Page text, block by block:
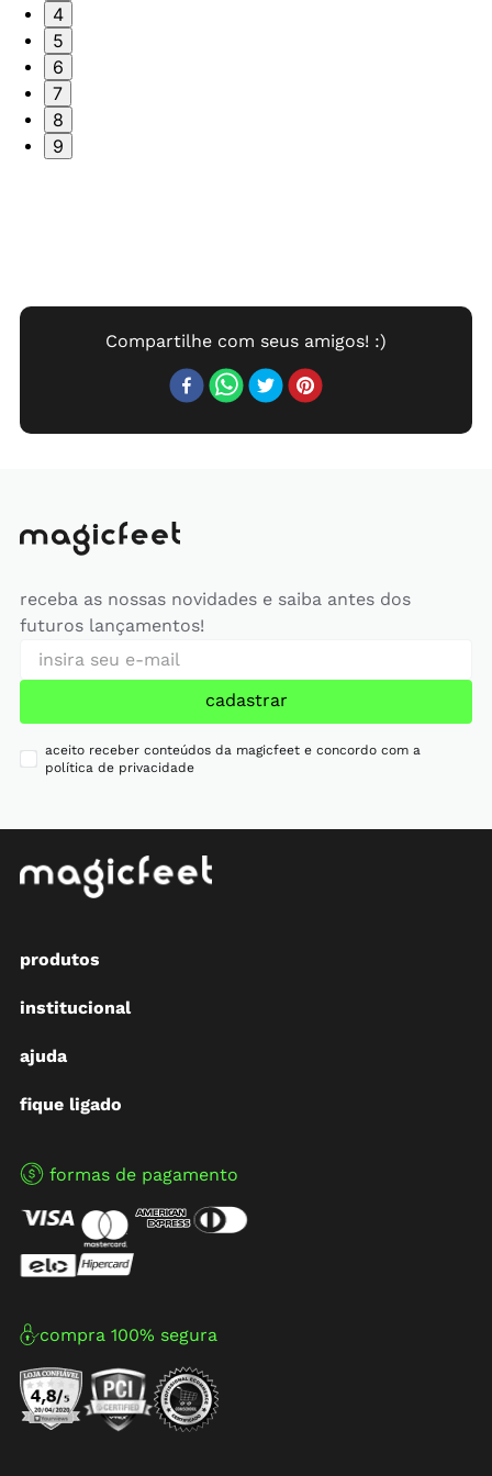
4
5
6
7
8
9
receba as nossas novidades e saiba antes dos
futuros lançamentos!
cadastrar
aceito receber conteúdos da magicfeet e concordo com a
política de privacidade
produtos
institucional
ajuda
fique ligado
formas de pagamento
compra 100% segura